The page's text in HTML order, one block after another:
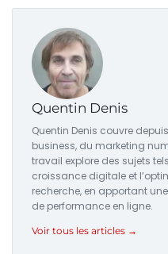
Quentin Denis
Quentin Denis couvre
business, du marketing
travail explore des sujets
croissance digitale et
recherche, en apportant
de performance en ligne.
Voir tous les articles →